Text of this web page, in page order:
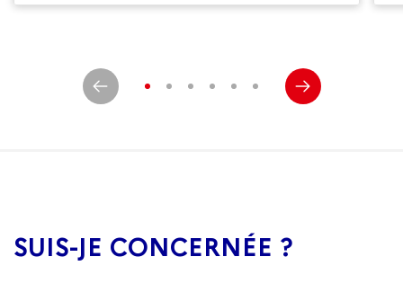
SUIS-JE CONCERNÉE ?